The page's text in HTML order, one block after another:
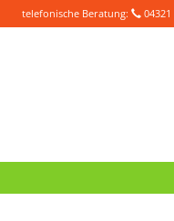
telefonische Beratung: 04321